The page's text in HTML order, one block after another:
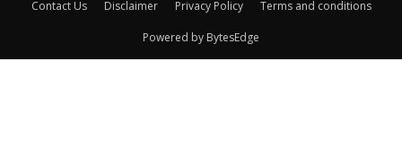
Contact Us Disclaimer Privacy Policy Terms and conditions
Powered by BytesEdge